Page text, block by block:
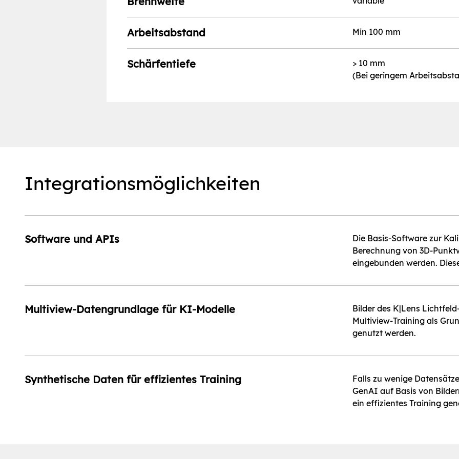
Arbeitsabstand Min 100 mm
Schärfentiefe
> 10 mm
(Bei geringem
Integrationsmöglichkeiten
Software und APIs
Die Basis-Software zur
Berechnung von 3D-
eingebunden werden.
Multiview-Datengrundlage für KI-Modelle
Bilder des K|Lens
Multiview-Training als
genutzt werden.
Synthetische Daten für effizientes Training
Falls zu wenige
GenAI auf Basis von
ein effizientes Training